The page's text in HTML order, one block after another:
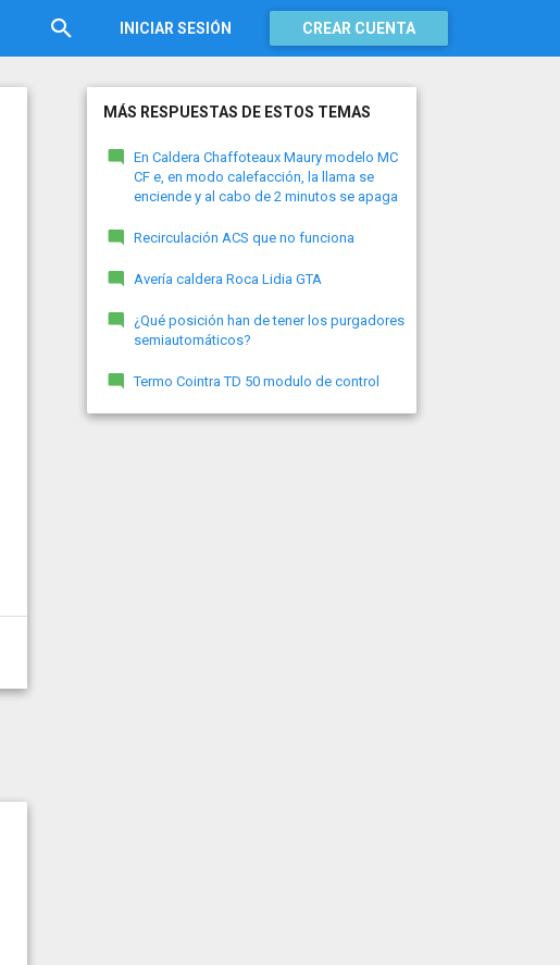
INICIAR SESIÓN CREAR CUENTA
MÁS RESPUESTAS DE ESTOS TEMAS
En Caldera Chaffoteaux Maury modelo MC
CF e, en modo calefacción, la llama se
enciende y al cabo de 2 minutos se apaga
Recirculación ACS que no funciona
Avería caldera Roca Lidia GTA
¿Qué posición han de tener los purgadores
semiautomáticos?
Termo Cointra TD 50 modulo de control